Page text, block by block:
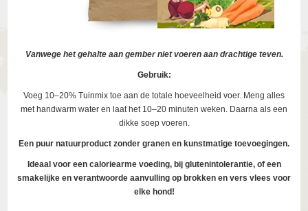
Vanwege het gehalte aan gember niet voeren aan drachtige teven.
Gebruik:
Voeg 10–20% Tuinmix toe aan de totale hoeveelheid voer. Meng alles
met handwarm water en laat het 10–20 minuten weken. Daarna als een
dikke soep voeren.
Een puur natuurproduct zonder granen en kunstmatige toevoegingen.
Ideaal voor een caloriearme voeding, bij glutenintolerantie, of een
smakelijke en verantwoorde aanvulling op brokken en vers vlees voor
elke hond!